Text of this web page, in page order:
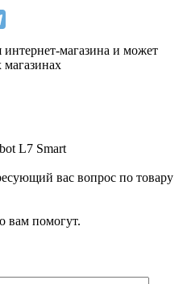
интернет-магазина и может
магазинах
L7 Smart
вас вопрос по товару
вам помогут.